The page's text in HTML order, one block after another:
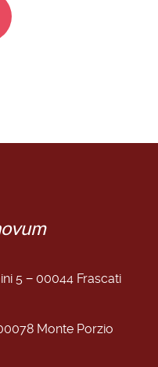
5 − 00044 Frascati
Monte Porzio